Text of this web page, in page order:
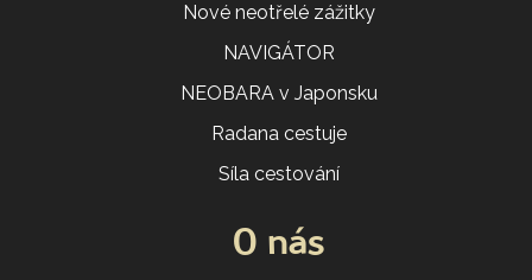
Nové neotřelé zážitky
NAVIGÁTOR
NEOBARA v Japonsku
Radana cestuje
Síla cestování
O nás